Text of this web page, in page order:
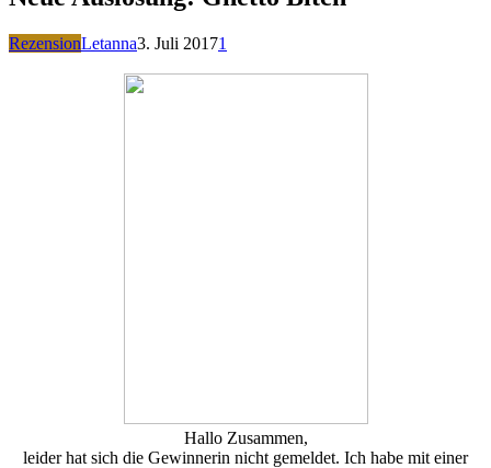
RezensionLetanna3. Juli 20171
Hallo Zusammen,
leider hat sich die Gewinnerin nicht gemeldet. Ich habe mit einer